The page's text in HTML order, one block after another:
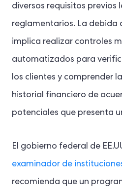
diversos requisitos previos
reglamentarios. La debida
implica realizar controles
automatizados para
los clientes y comprender
historial financiero de
potenciales que presenta
El gobierno federal de
examinador de
recomienda que un